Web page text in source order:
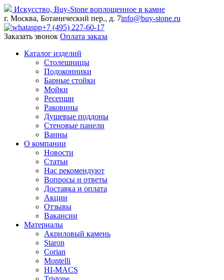
Искусство, Buy-Stone воплощенное в камне
г. Москва, Ботанический пер., д. 7info@buy-stone.ru
+7 (495) 227-60-17
Заказать звонок Оплата заказа
Каталог изделий
Столешницы
Подоконники
Барные стойки
Мойки
Ресепшн
Раковины
Душевые поддоны
Стеновые панели
Ванны
О компании
Новости
Статьи
Нас рекомендуют
Вопросы и ответы
Доставка и оплата
Акции
Отзывы
Вакансии
Материалы
Акриловый камень
Staron
Corian
Montelli
HI-MACS